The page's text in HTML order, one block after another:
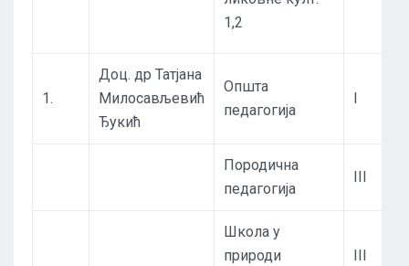
1,2
1.
Доц. др Татјана
Милосављевић
Ђукић
Општа
педагогија
I
Породична
педагогија
III
Школа у
природи
III